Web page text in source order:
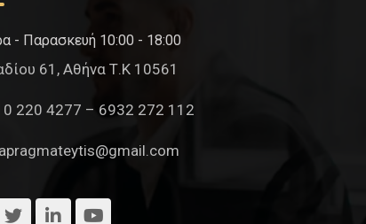
- Παρασκευή 10:00 - 18:00
61, Αθήνα Τ.Κ 10561
220 4277 – 6932 272 112